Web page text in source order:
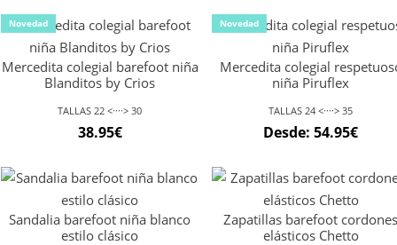
original
era:
34.95€.
actual
es:
31.46€.
original
era:
34.95€.
Novedad
Mercedita colegial barefoot niña
Blanditos by Crios
TALLAS 22 <····> 30
38.95€
Novedad
Mercedita colegial
niña Piruflex
TALLAS 24 <····> 35
Desde:54.95€
Sandalia barefoot niña blanco
estilo clásico
Zapatillas barefoot
elásticos Chetto